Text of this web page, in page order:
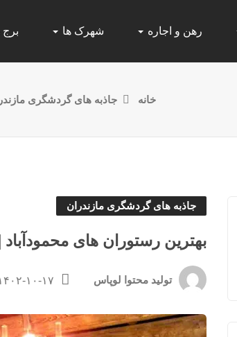
رهن و اجاره شهرک ها برج
خانه جاذبه های گردشگری
جاذبه های گردشگری مازندران
بهترین رستوران های
تولید محتوا لوپاس ۱۴۰۲-۱۰-